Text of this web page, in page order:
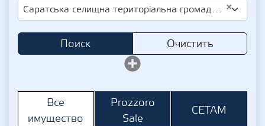
×
Саратська селищна територіальна громада (Новоселівська сільська рада)
Поиск Очистить
Все
имущество
Prozzoro
Sale
СЕТАМ